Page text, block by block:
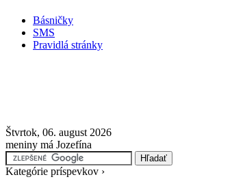
Básničky
SMS
Pravidlá stránky
Štvrtok, 06. august 2026
meniny má Jozefína
Kategórie príspevkov ›